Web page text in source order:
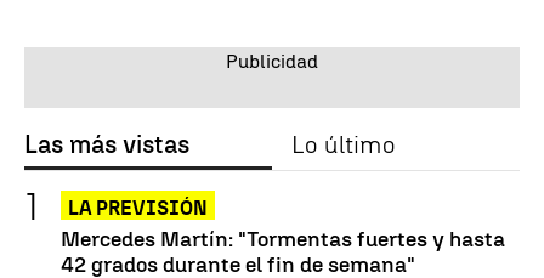
Las más vistas Lo último
LA PREVISIÓN
Mercedes Martín: "Tormentas fuertes y hasta
42 grados durante el fin de semana"